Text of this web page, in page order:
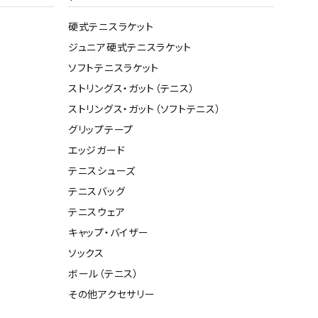
硬式テニスラケット
ジュニア硬式テニスラケット
ソフトテニスラケット
ストリングス・ガット（テニス）
ストリングス・ガット（ソフトテニス）
グリップテープ
エッジガード
テニスシューズ
テニスバッグ
テニスウェア
キャップ・バイザー
ソックス
ボール（テニス）
その他アクセサリー